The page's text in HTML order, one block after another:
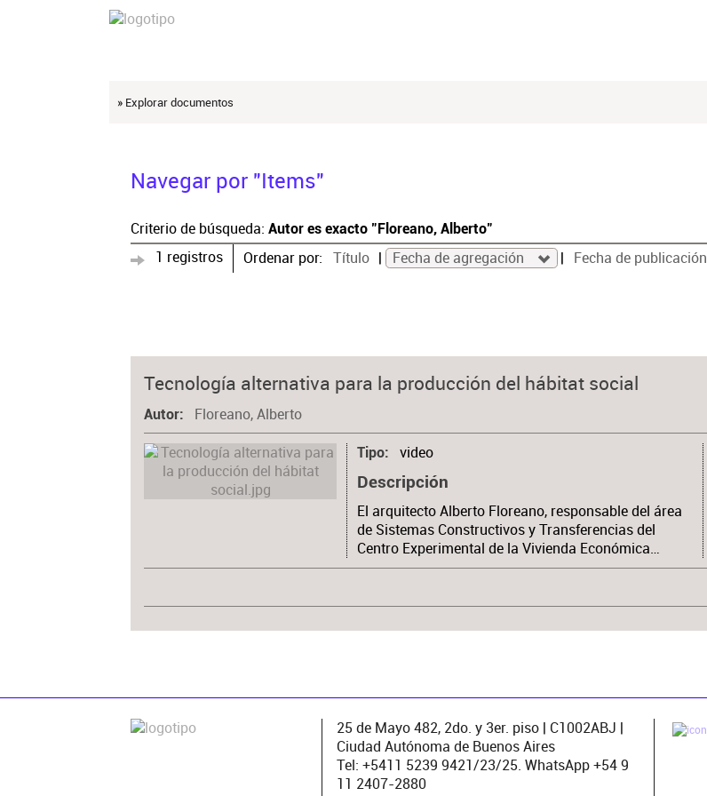
» Explorar documentos
Navegar por "Items"
Criterio de búsqueda: Autor es exacto "Floreano, Alberto"
1 registros Ordenar por: Título Fecha de agregación Fecha de publicación
Tecnología alternativa para la producción del hábitat social
Autor Floreano, Alberto
Tipo video
Descripción
El arquitecto Alberto Floreano, responsable del área
de Sistemas Constructivos y Transferencias del
Centro Experimental de la Vivienda Económica…
25 de Mayo 482, 2do. y 3er. piso | C1002ABJ |
Ciudad Autónoma de Buenos Aires
Tel: +5411 5239 9421/23/25. WhatsApp +54 9
11 2407-2880